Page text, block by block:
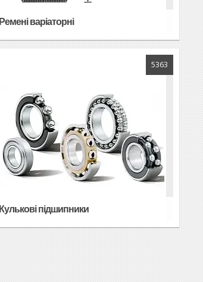
Ремені варіаторні
5363
Кулькові підшипники